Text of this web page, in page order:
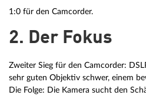
1:0 für den Camcorder.
2. Der Fokus
Zweiter Sieg für den Camcorder:
sehr guten Objektiv schwer, einem
Die Folge: Die Kamera sucht den